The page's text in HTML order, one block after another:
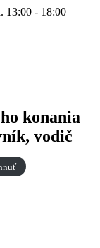
13:00 - 18:00
konania
vodič